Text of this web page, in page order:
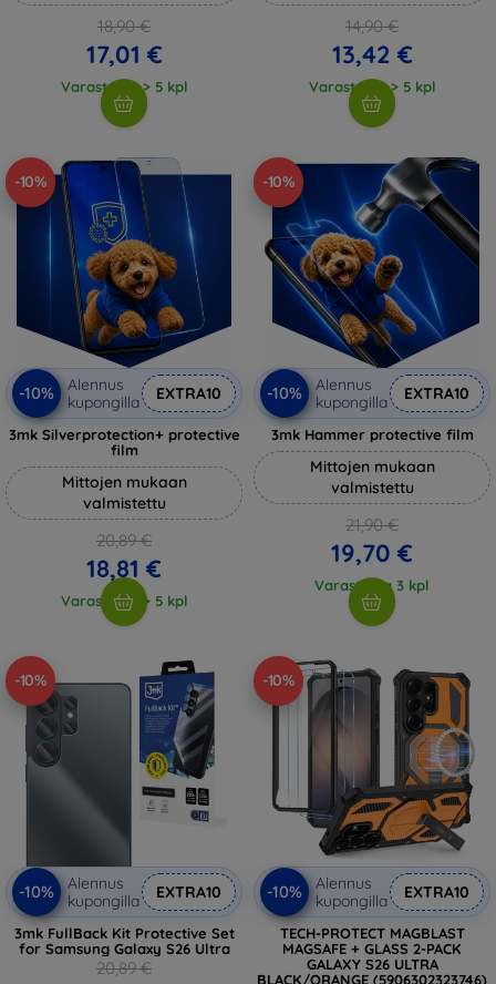
18,90 €
17,01 €
Varastossa > 5 kpl
14,90 €
13,42 €
Varastossa > 5 kpl
-10%
-10%
Alennus
kupongilla
EXTRA10
3mk Silverprotection+ protective
film
Mittojen mukaan
valmistettu
20,89 €
18,81 €
Varastossa > 5 kpl
-10%
-10%
Alennus
kupongilla
EXTRA10
3mk Hammer protective film
Mittojen mukaan
valmistettu
21,90 €
19,70 €
Varastossa 3 kpl
-10%
-10%
Alennus
kupongilla
EXTRA10
3mk FullBack Kit Protective Set
for Samsung Galaxy S26 Ultra
20,89 €
-10%
-10%
Alennus
kupongilla
EXTRA10
TECH-PROTECT MAGBLAST
MAGSAFE + GLASS 2-PACK
GALAXY S26 ULTRA
BLACK/ORANGE (5906302323746)